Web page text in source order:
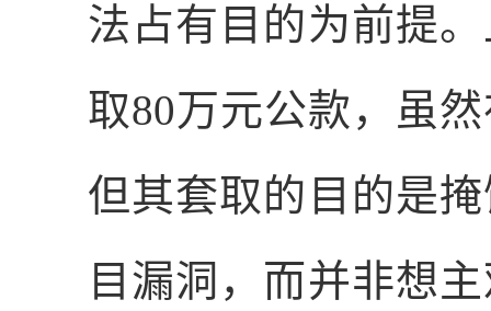
法占有目的为前提
取80万元公款，虽
但其套取的目的是
目漏洞，而并非想